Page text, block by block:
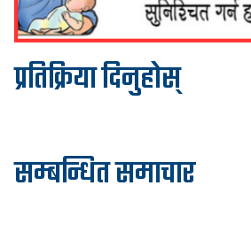
प्रतिक्रिया दिनुहोस्
सम्बन्धित समाचार